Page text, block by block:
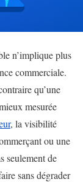
n’implique plus
commerciale.
qu’une
mesurée
, la visibilité
ou une
seulement de
sans dégrader